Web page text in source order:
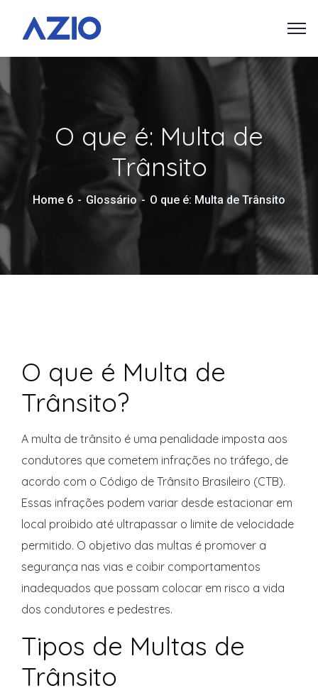
O que é: Multa de
Trânsito
Home 6 Glossário O que é: Multa de Trânsito
O que é Multa de
Trânsito?
A multa de trânsito é uma penalidade imposta aos
condutores que cometem infrações no tráfego, de
acordo com o Código de Trânsito Brasileiro (CTB).
Essas infrações podem variar desde estacionar em
local proibido até ultrapassar o limite de velocidade
permitido. O objetivo das multas é promover a
segurança nas vias e coibir comportamentos
inadequados que possam colocar em risco a vida
dos condutores e pedestres.
Tipos de Multas de
Trânsito